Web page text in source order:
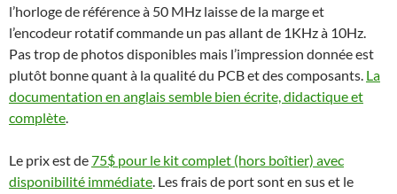
l’horloge de référence à 50 MHz laisse de la marge et
l’encodeur rotatif commande un pas allant de 1KHz à 10Hz.
Pas trop de photos disponibles mais l’impression donnée est
plutôt bonne quant à la qualité du PCB et des composants. La
documentation en anglais semble bien écrite, didactique et
complète.
Le prix est de75$ pour le kit complet (hors boîtier) avec
disponibilité immédiate. Les frais de port sont en sus et le